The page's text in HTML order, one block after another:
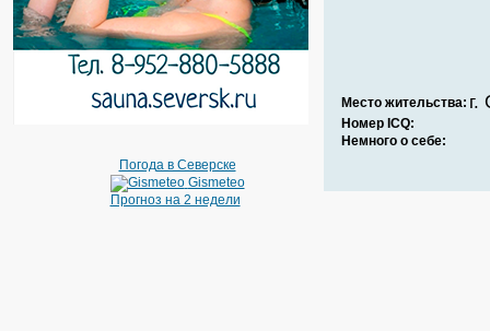
Погода в Северске
Gismeteo
Прогноз на 2 недели
Место жительства: г.
Номер ICQ:
Немного о себе: